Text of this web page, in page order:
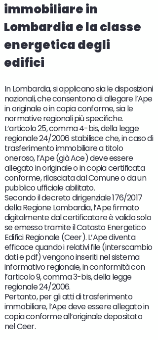
immobiliare in
Lombardia e la classe
energetica degli
edifici
In Lombardia, si applicano sia le disposizioni
nazionali, che consentono di allegare l’Ape
in originale o in copia conforme, sia le
normative regionali più specifiche.
L’articolo 25, comma 4-bis, della legge
regionale 24/2006 stabilisce che, in caso di
trasferimento immobiliare a titolo
oneroso, l’Ape (già Ace) deve essere
allegato in originale o in copia certificata
conforme, rilasciata dal Comune o da un
pubblico ufficiale abilitato.
Secondo il decreto dirigenziale 176/2017
della Regione Lombardia, l’Ape firmato
digitalmente dal certificatore è valido solo
se emesso tramite il Catasto Energetico
Edifici Regionale (Ceer). L’Ape diventa
efficace quando i relativi file (interscambio
dati e pdf) vengono inseriti nel sistema
informativo regionale, in conformità con
l’articolo 9, comma 3-bis, della legge
regionale 24/2006.
Pertanto, per gli atti di trasferimento
immobiliare, l’Ape deve essere allegato in
copia conforme all’originale depositato
nel Ceer.